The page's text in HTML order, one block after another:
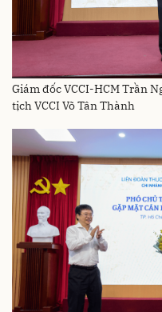
Giám đốc VCCI-HCM Trần
tịch VCCI Võ Tân Thành